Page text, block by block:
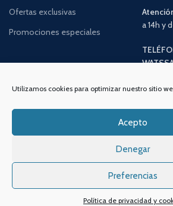
Utilizamos cookies para optimizar nuestro sitio
Acepto
Denegar
Preferencias
Política de privacidad y
Ofertas exclusivas
Promociones especiales
a 14h y